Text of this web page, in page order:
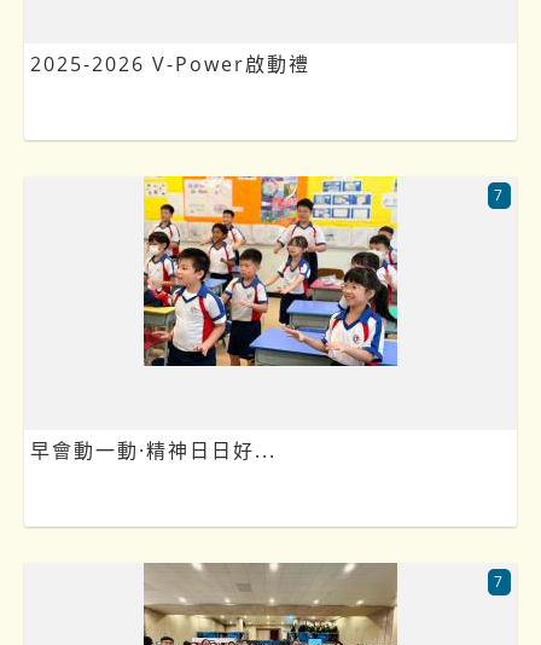
2025-2026 V-Power啟動禮
早會動一動·精神日日好...
7
7